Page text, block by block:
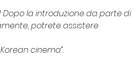
la introduzione da parte di
potrete assistere
cinema”.